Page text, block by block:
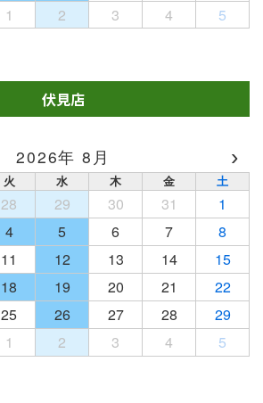
1 2 3 4 5
伏見店
2026年 8月 ›
火 水 木 金 土
28 29 30 31
1
4 5 6 7
8
11 12 13 14
15
18 19 20 21
22
25 26 27 28
29
1 2 3 4 5